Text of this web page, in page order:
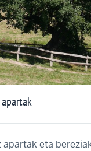
apartak eta